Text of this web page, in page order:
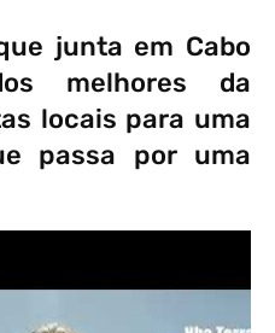
junta em Cabo
melhores da
locais para uma
passa por uma